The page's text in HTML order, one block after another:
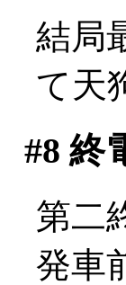
結局
て天
#8 終
第二
発車